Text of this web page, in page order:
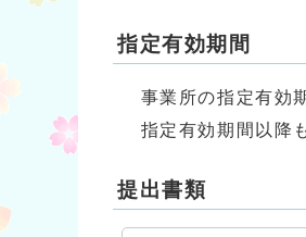
指定有効期間
事業所の指定有効
指定有効期間以降
提出書類